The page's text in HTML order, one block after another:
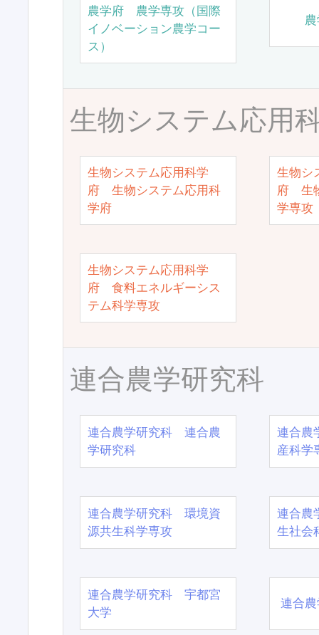
農学府 農学専攻（国際
イノベーション農学コー
ス）
生物システム応用
生物システム応用科学
府 生物システム応用科
学府
生物シ
府 生
学専攻
生物システム応用科学
府 食料エネルギーシス
テム科学専攻
連合農学研究科
連合農学研究科 連合農
学研究科
連合農
産科学
連合農学研究科 環境資
源共生科学専攻
連合農
生社会
連合農学研究科 宇都宮
大学
連合